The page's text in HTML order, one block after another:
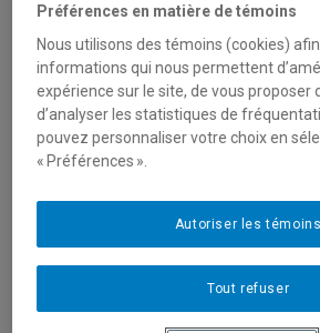
Biron, Charlotte
biron.charlotte@uqam.ca
Pratiques documentaires
Blum, Michael
blum.michael@uqam.ca
Préférences en matière de témoins
Nous utilisons des témoins (cookies)
informations qui nous permettent
expérience sur le site, de vous proposer
d’analyser les statistiques de
pouvez personnaliser votre choix en
« Préférences ».
Tout refuser
Autoriser les témoins